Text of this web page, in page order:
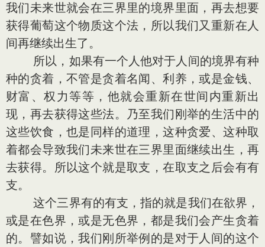
我们未来世就会在三界里的境界里面，再去想要
获得葡萄这个物质这个法，所以我们又重新在人
间再继续出生了。
所以，如果有一个人他对于人间的境界有种
种的贪着，不管是贪着名闻、利养，或是金钱、
财富、权力等等，他就会重新在世间内重新出
现，再去获得这些法。乃至我们刚举的生活中的
这些饮食，也是同样的道理，这种贪爱、这种取
着都会导致我们未来世在三界里面继续出生，再
去获得。所以这个就是取支，在取支之后会有有
支。
这个三界有的有支，指的就是我们在欲界，
或是在色界，或是无色界，都是我们会产生贪着
的。譬如说，我们刚所举例的是对于人间的这个